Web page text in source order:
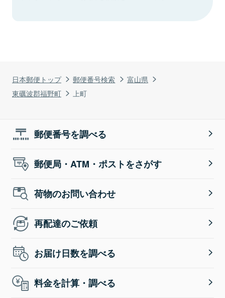
日本郵便トップ 郵便番号検索
富山県
東礪波郡福野町
上町
郵便番号を調べる
郵便局・ATM・ポストをさがす
荷物のお問い合わせ
再配達のご依頼
お届け日数を調べる
料金を計算・調べる